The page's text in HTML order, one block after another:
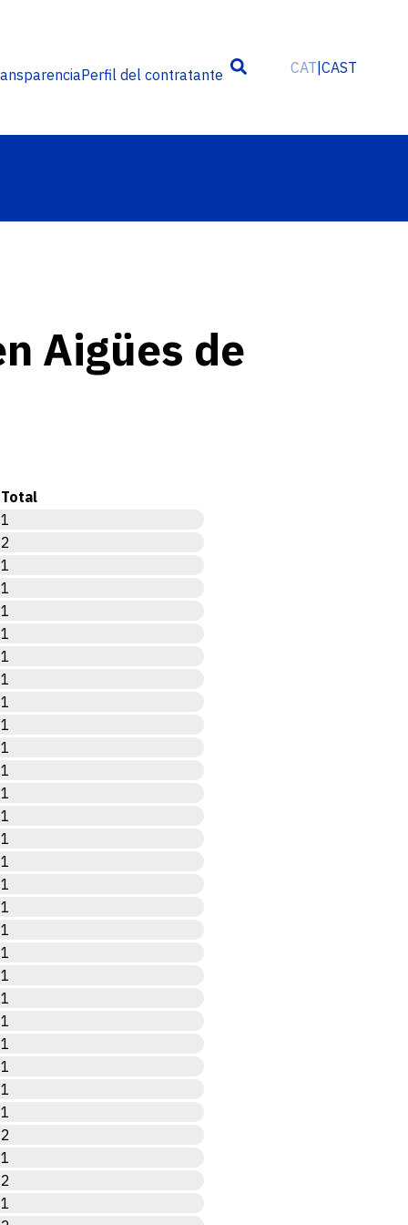
Perfil del contratante CAT CAST
Aigües de
Total
1
2
1
1
1
1
1
1
1
1
1
1
1
1
1
1
1
1
1
1
1
1
1
1
1
1
1
2
1
2
1